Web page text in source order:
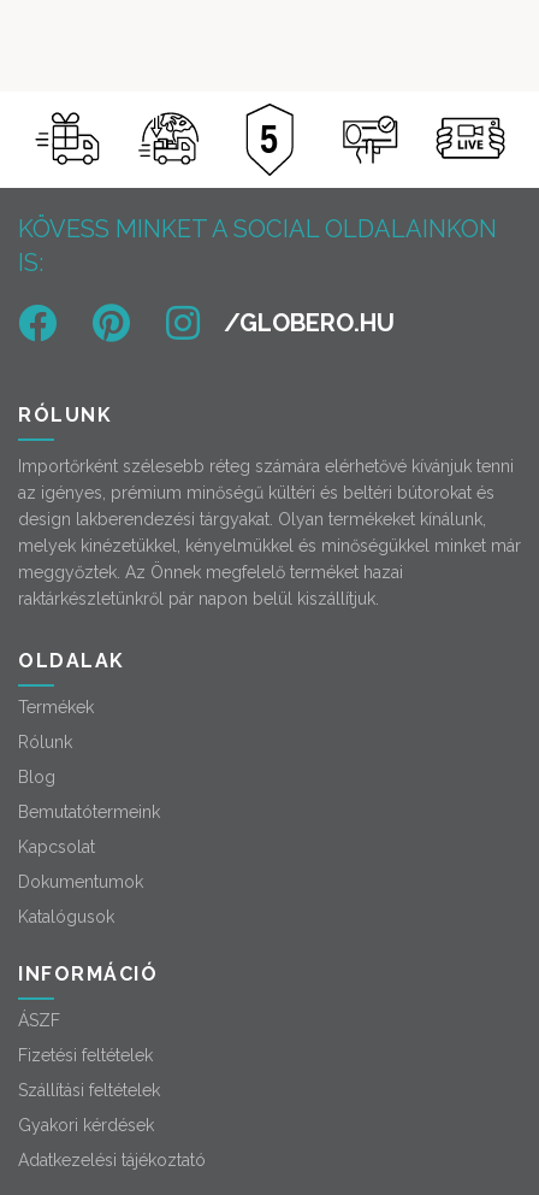
KÖVESS MINKET A SOCIAL OLDALAINKON
IS:
RÓLUNK
Importőrként szélesebb réteg számára elérhetővé kívánjuk tenni
az igényes, prémium minőségű kültéri és beltéri bútorokat és
design lakberendezési tárgyakat. Olyan termékeket kínálunk,
melyek kinézetükkel, kényelmükkel és minőségükkel minket már
meggyőztek. Az Önnek megfelelő terméket hazai
raktárkészletünkről pár napon belül kiszállítjuk.
OLDALAK
Termékek
Rólunk
Blog
Bemutatótermeink
Kapcsolat
Dokumentumok
Katalógusok
INFORMÁCIÓ
ÁSZF
Fizetési feltételek
Szállítási feltételek
Gyakori kérdések
Adatkezelési tájékoztató